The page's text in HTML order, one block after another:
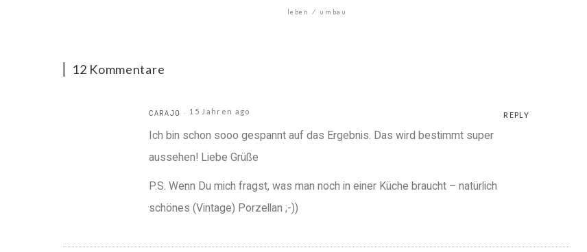
leben umbau
12 Kommentare
CARAJO 15 Jahren ago REPLY
Ich bin schon sooo gespannt auf das Ergebnis. Das wird bestimmt super
aussehen! Liebe Grüße
P.S. Wenn Du mich fragst, was man noch in einer Küche braucht – natürlich
schönes (Vintage) Porzellan ;-))